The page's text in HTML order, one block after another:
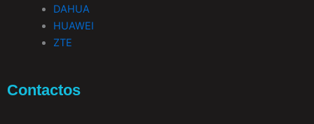
DAHUA
HUAWEI
ZTE
Contactos